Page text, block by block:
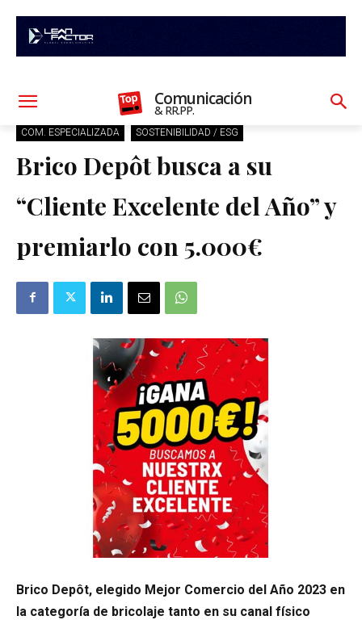
Comunicación
& RR.PP.
COM. ESPECIALIZADA SOSTENIBILIDAD / ESG
Brico Depôt busca a su
“Cliente Excelente del Año” y
premiarlo con 5.000€
Brico Depôt, elegido Mejor Comercio del Año 2023 en
la categoría de bricolaje tanto en su canal físico